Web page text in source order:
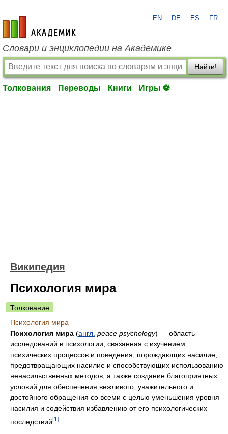
academic.ru
EN DE ES FR
Словари и энциклопедии на Академике
Найти!
Толкования Переводы Книги Игры ⚽
Википедия
Психология мира
Толкование
Психология мира
Психология мира (англ. peace psychology) — область
исследований в психологии, связанная с изучением
психических процессов и поведения, порождающих насилие,
предотвращающих насилие и способствующих использованию
ненасильственных методов, а также создание благоприятных
условий для обеспечения вежливого, уважительного и
достойного обращения со всеми с целью уменьшения уровня
насилия и содействия избавлению от его психологических
последствий[1]